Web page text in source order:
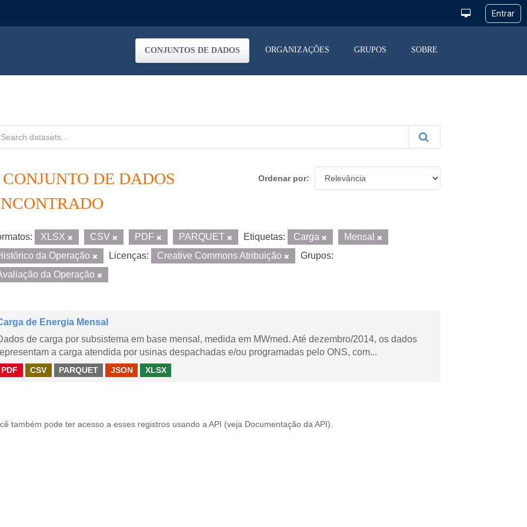
CONJUNTOS DE DADOS ORGANIZAÇÕES GRUPOS SOBRE
Ordenar por
CONJUNTO DE DADOS
XLSX CSV PDF PARQUET Etiquetas: Carga
Mensal
da Operação
Licenças: Creative Commons Atribuição
Grupos:
da Operação
de Energia Mensal
de carga por subsistema em base mensal, medida em MWmed. Até dezembro/2014, os dados
a carga atendida por usinas despachadas e/ou programadas pelo ONS, com...
PDF CSV PARQUET JSON XLSX
também pode ter acesso a esses registros usando a API (veja Documentação da API ).